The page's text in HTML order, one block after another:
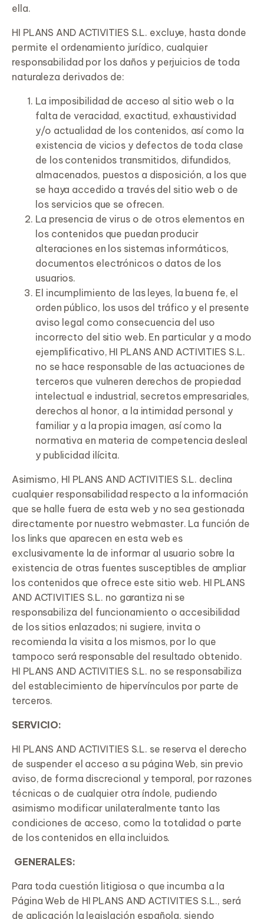
ella.
HI PLANS AND ACTIVITIES S.L. excluye, hasta donde
permite el ordenamiento jurídico, cualquier
responsabilidad por los daños y perjuicios de toda
naturaleza derivados de:
La imposibilidad de acceso al sitio web o la
falta de veracidad, exactitud, exhaustividad
y/o actualidad de los contenidos, así como la
existencia de vicios y defectos de toda clase
de los contenidos transmitidos, difundidos,
almacenados, puestos a disposición, a los que
se haya accedido a través del sitio web o de
los servicios que se ofrecen.
La presencia de virus o de otros elementos en
los contenidos que puedan producir
alteraciones en los sistemas informáticos,
documentos electrónicos o datos de los
usuarios.
El incumplimiento de las leyes, la buena fe, el
orden público, los usos del tráfico y el presente
aviso legal como consecuencia del uso
incorrecto del sitio web. En particular y a modo
ejemplificativo, HI PLANS AND ACTIVITIES S.L.
no se hace responsable de las actuaciones de
terceros que vulneren derechos de propiedad
intelectual e industrial, secretos empresariales,
derechos al honor, a la intimidad personal y
familiar y a la propia imagen, así como la
normativa en materia de competencia desleal
y publicidad ilícita.
Asimismo, HI PLANS AND ACTIVITIES S.L. declina
cualquier responsabilidad respecto a la información
que se halle fuera de esta web y no sea gestionada
directamente por nuestro webmaster. La función de
los links que aparecen en esta web es
exclusivamente la de informar al usuario sobre la
existencia de otras fuentes susceptibles de ampliar
los contenidos que ofrece este sitio web. HI PLANS
AND ACTIVITIES S.L. no garantiza ni se
responsabiliza del funcionamiento o accesibilidad
de los sitios enlazados; ni sugiere, invita o
recomienda la visita a los mismos, por lo que
tampoco será responsable del resultado obtenido.
HI PLANS AND ACTIVITIES S.L. no se responsabiliza
del establecimiento de hipervínculos por parte de
terceros.
SERVICIO:
HI PLANS AND ACTIVITIES S.L. se reserva el derecho
de suspender el acceso a su página Web, sin previo
aviso, de forma discrecional y temporal, por razones
técnicas o de cualquier otra índole, pudiendo
asimismo modificar unilateralmente tanto las
condiciones de acceso, como la totalidad o parte
de los contenidos en ella incluidos.
GENERALES:
Para toda cuestión litigiosa o que incumba a la
Página Web de HI PLANS AND ACTIVITIES S.L., será
de aplicación la legislación española, siendo